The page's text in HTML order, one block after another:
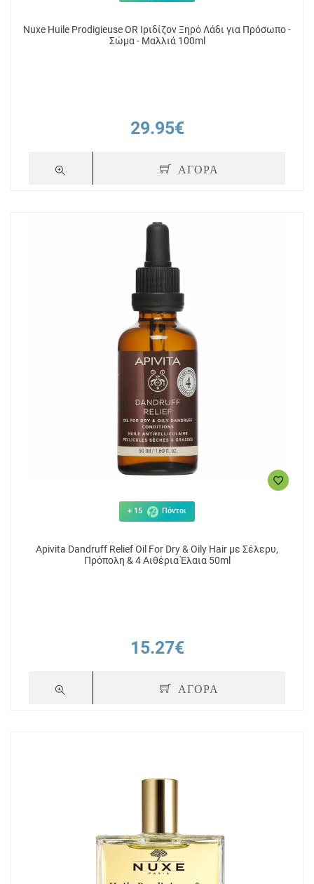
Nuxe Huile Prodigieuse OR Ιριδίζον Ξηρό Λάδι για Πρόσωπο -
Σώμα - Μαλλιά 100ml
29.95€
ΑΓΟΡΑ
+ 15 Πόντοι
Apivita Dandruff Relief Oil For Dry & Oily Hair με Σέλερυ,
Πρόπολη & 4 Αιθέρια Έλαια 50ml
15.27€
ΑΓΟΡΑ